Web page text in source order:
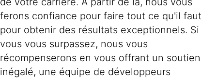
ferons confiance pour faire tout ce qu'il faut
pour obtenir des résultats exceptionnels. Si
vous vous surpassez, nous vous
récompenserons en vous offrant un soutien
inégalé, une équipe de développeurs